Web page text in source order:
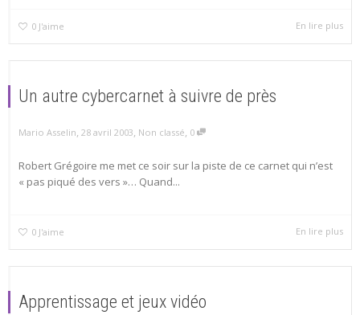
0 J'aime En lire plus
Un autre cybercarnet à suivre de près
Mario Asselin, 28 avril 2003, Non classé, 0
Robert Grégoire me met ce soir sur la piste de ce carnet qui n’est
« pas piqué des vers »… Quand...
0 J'aime En lire plus
Apprentissage et jeux vidéo